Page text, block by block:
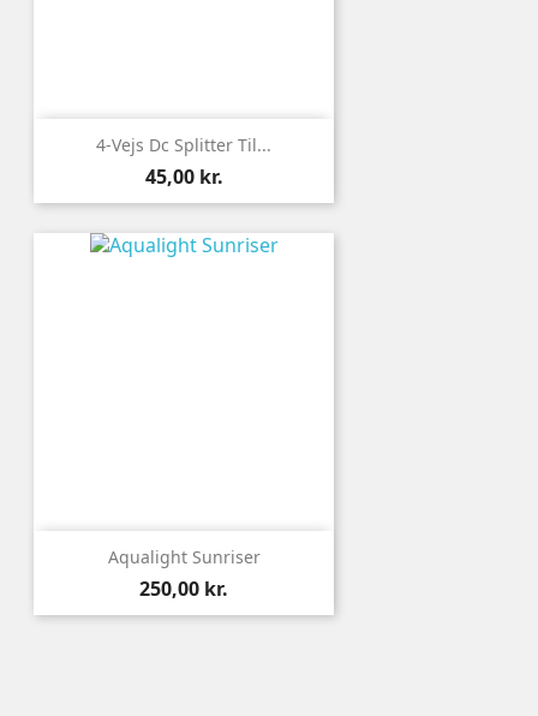
4-Vejs Dc Splitter Til...
Pris
45,00 kr.
Aqualight Sunriser
Pris
250,00 kr.